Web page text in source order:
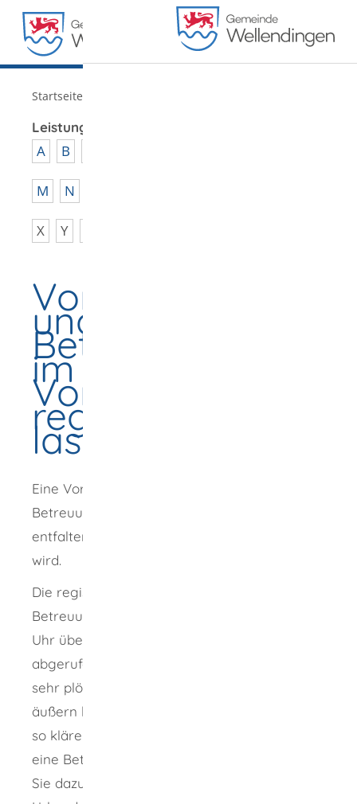
MENÜ
Startseite
Leistungen von A - Z
A B
M N
X Y
und
im Zentralen
Vorsorgeregister
registrieren
lassen
Eine Vorsorgevollmacht beziehungsweise
Betreuungsverfügung kann ihre Wirkung nur
entfalten, wenn sie im Ernstfall gefunden
wird.
Die registrierten Angaben können von
Betreuungsgerichten im Ernstfall rund um die
Uhr über einen gesicherten Online-Zugang
abgerufen werden. Wenn der Vorsorgefall
sehr plötzlich eintritt und Sie sich nicht mehr
äußern können, kann das Betreuungsgericht
so klären, ob es eine Vorsorgevollmacht oder
eine Betreuungsverfügung gibt und – wenn
Sie dazu Angaben gemacht haben – wo die